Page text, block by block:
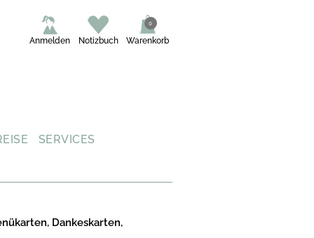
Warenkorb
0
Notizbuch
Anmelden
SERVICES
Dankeskarten,